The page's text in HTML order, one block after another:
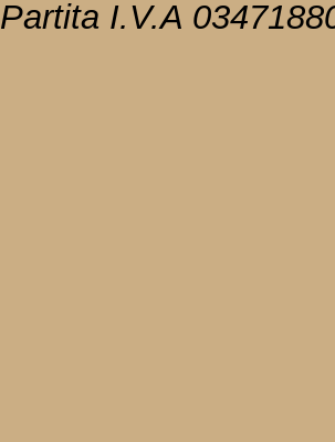
Partita I.V.A